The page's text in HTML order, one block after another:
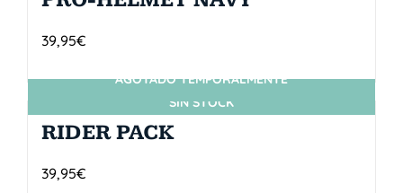
39,95€
SIN STOCK
AGOTADO TEMPORALMENTE
RIDER PACK
39,95€